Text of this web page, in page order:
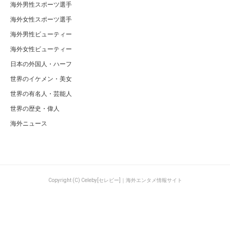
海外男性スポーツ選手
海外女性スポーツ選手
海外男性ビューティー
海外女性ビューティー
日本の外国人・ハーフ
世界のイケメン・美女
世界の有名人・芸能人
世界の歴史・偉人
海外ニュース
Copyright (C) Celeby[セレビー]｜海外エンタメ情報サイト